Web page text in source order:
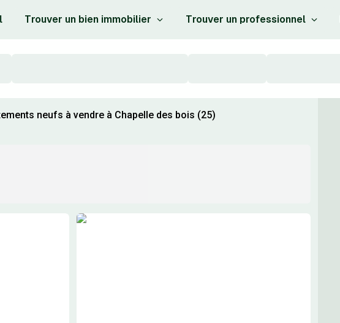
Trouver un bien immobilier Trouver un professionnel
neufs à vendre à Chapelle des bois (25)